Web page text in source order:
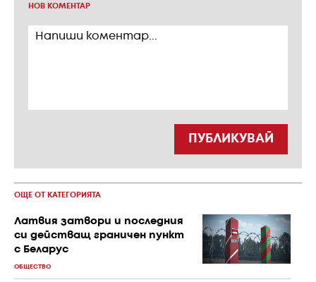
НОВ КОМЕНТАР
ПУБЛИКУВАЙ
ОЩЕ ОТ КАТЕГОРИЯТА
Латвия затвори и последния
си действащ граничен пункт
с Беларус
ОБЩЕСТВО